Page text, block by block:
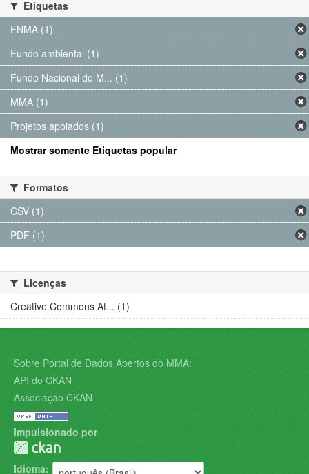
Etiquetas
FNMA (1)
Fundo ambiental (1)
Fundo Nacional do M... (1)
MMA (1)
Projetos apoiados (1)
Mostrar somente Etiquetas popular
Formatos
CSV (1)
PDF (1)
Licenças
Creative Commons At... (1)
Sobre Portal de Dados Abertos do MMA:
API do CKAN
Associação CKAN
Impulsionado por
Idioma